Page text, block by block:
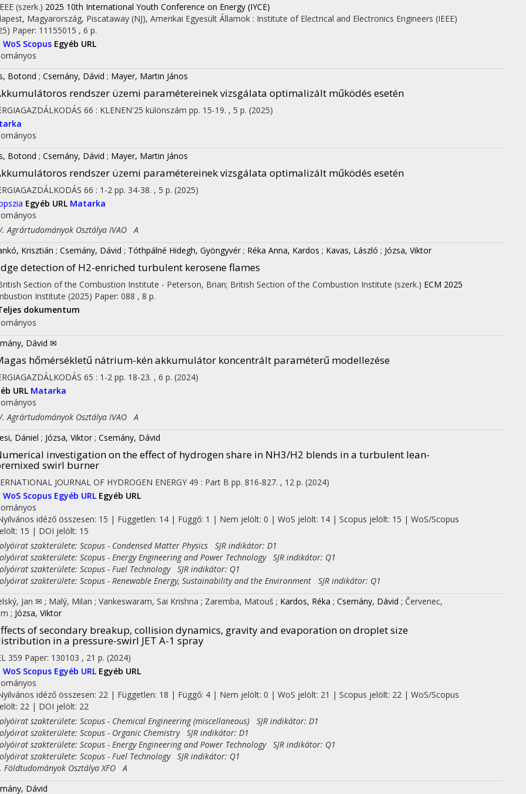
(szerk.) 2025 10th International Youth Conference on Energy (IYCE)
Magyarország, Piscataway (NJ), Amerikai Egyesült Államok : Institute of Electrical and Electronics Engineers (IEEE)
Paper: 11155015 , 6 p.
WoS Scopus Egyéb URL
Botond ; Csemány, Dávid ; Mayer, Martin János
rendszer üzemi paramétereinek vizsgálata optimalizált működés esetén
66 : KLENEN'25 különszám pp. 15-19. , 5 p. (2025)
Botond ; Csemány, Dávid ; Mayer, Martin János
rendszer üzemi paramétereinek vizsgálata optimalizált működés esetén
66 : 1-2 pp. 34-38. , 5 p. (2025)
Egyéb URL Matarka
Agrártudományok Osztálya IVAO A
Krisztián ; Csemány, Dávid ; Tóthpálné Hidegh, Gyöngyvér ; Réka Anna, Kardos ; Kavas, László ; Józsa, Viktor
detection of H2-enriched turbulent kerosene flames
Section of the Combustion Institute - Peterson, Brian; British Section of the Combustion Institute (szerk.) ECM 2025
Institute (2025) Paper: 088 , 8 p.
dokumentum
Dávid ✉
hőmérsékletű nátrium-kén akkumulátor koncentrált paraméterű modellezése
65 : 1-2 pp. 18-23. , 6 p. (2024)
URL Matarka
Agrártudományok Osztálya IVAO A
Dániel ; Józsa, Viktor ; Csemány, Dávid
investigation on the effect of hydrogen share in NH3/H2 blends in a turbulent lean-
swirl burner
JOURNAL OF HYDROGEN ENERGY 49 : Part B pp. 816-827. , 12 p. (2024)
WoS Scopus Egyéb URL Egyéb URL
idéző összesen: 15 | Független: 14 | Függő: 1 | Nem jelölt: 0 | WoS jelölt: 14 | Scopus jelölt: 15 | WoS/Scopus
15 | DOI jelölt: 15
szakterülete: Scopus - Condensed Matter Physics SJR indikátor: D1
szakterülete: Scopus - Energy Engineering and Power Technology SJR indikátor: Q1
szakterülete: Scopus - Fuel Technology SJR indikátor: Q1
szakterülete: Scopus - Renewable Energy, Sustainability and the Environment SJR indikátor: Q1
Jan ✉ ; Malý, Milan ; Vankeswaram, Sai Krishna ; Zaremba, Matouš ; Kardos, Réka ; Csemány, Dávid ; Červenec,
; Józsa, Viktor
of secondary breakup, collision dynamics, gravity and evaporation on droplet size
in a pressure-swirl JET A-1 spray
359 Paper: 130103 , 21 p. (2024)
WoS Scopus Egyéb URL Egyéb URL
idéző összesen: 22 | Független: 18 | Függő: 4 | Nem jelölt: 0 | WoS jelölt: 21 | Scopus jelölt: 22 | WoS/Scopus
22 | DOI jelölt: 22
szakterülete: Scopus - Chemical Engineering (miscellaneous) SJR indikátor: D1
szakterülete: Scopus - Organic Chemistry SJR indikátor: D1
szakterülete: Scopus - Energy Engineering and Power Technology SJR indikátor: Q1
szakterülete: Scopus - Fuel Technology SJR indikátor: Q1
Osztálya XFO A
Dávid